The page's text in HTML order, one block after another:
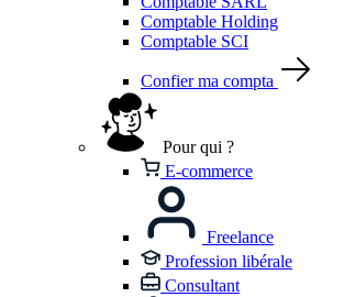
Comptable Holding
Comptable SCI
Confier ma compta
Pour qui ?
E-commerce
Freelance
Profession libérale
Consultant